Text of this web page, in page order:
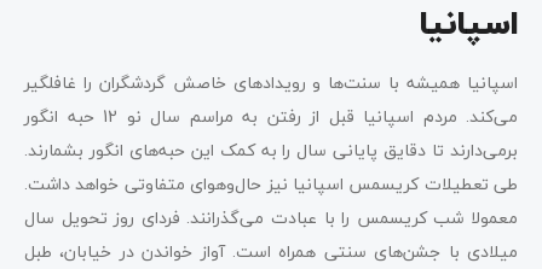
اسپانیا
اسپانیا همیشه با سنت‌ها و رویدادهای خاصش گردشگران را غافلگیر
می‌کند. مردم اسپانیا قبل از رفتن به مراسم سال نو 12 حبه انگور
برمی‌دارند تا دقایق پایانی سال را به کمک این حبه‌های انگور بشمارند.
طی تعطیلات کریسمس اسپانیا نیز حال‌وهوای متفاوتی خواهد داشت.
معمولا شب کریسمس را با عبادت می‌گذرانند. فردای روز تحویل سال
میلادی با جشن‌های سنتی همراه است. آواز خواندن در خیابان، طبل